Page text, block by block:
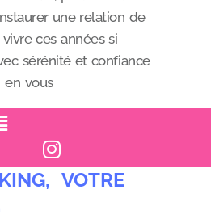
une relation de
ces années si
sérénité et confiance
en vous
VOTRE